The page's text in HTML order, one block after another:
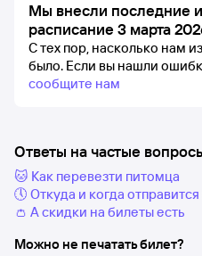
Мы внесли последние
расписание 3 марта
С тех пор, насколько нам
было. Если вы нашли
сообщите нам
Ответы на частые
🐱 Как перевезти питомца
🕔 Откуда и когда
👛 А скидки на билеты есть
Можно не печатать билет?